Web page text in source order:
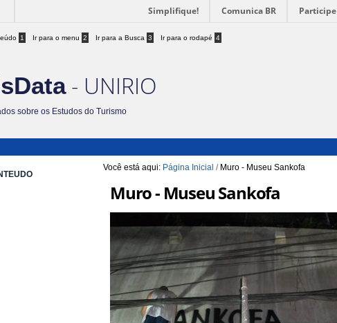
Simplifique! Comunica BR Participe
1 Ir para o menu 2 Ir para a Busca 3 Ir para o rodapé 4
- UNIRIO
sobre os Estudos do Turismo
Você está aqui: Página Inicial / Muro - Museu Sankofa
Muro - Museu Sankofa